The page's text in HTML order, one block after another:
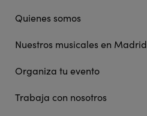
Quienes somos
Nuestros musicales en Madrid
Organiza tu evento
Trabaja con nosotros